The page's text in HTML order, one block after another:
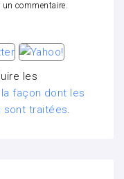
commentaire.
les
façon dont les
sont traitées.